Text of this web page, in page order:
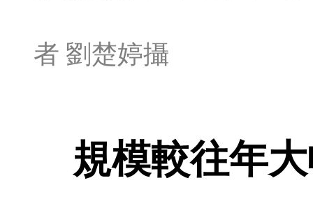
者 劉楚婷攝
規模較往年